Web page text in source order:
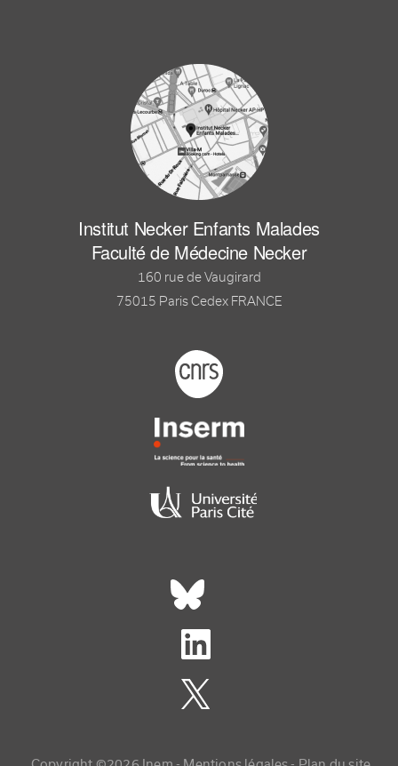
Institut Necker Enfants Malades
Faculté de Médecine Necker
160 rue de Vaugirard
75015 Paris Cedex FRANCE
Footer logo tutelles
Réseaux sociaux footer